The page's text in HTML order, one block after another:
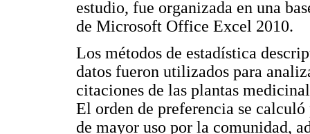
estudio, fue organizada en una
de Microsoft Office Excel 2010.
Los métodos de estadística
datos fueron utilizados para
citaciones de las plantas
El orden de preferencia se
de mayor uso por la comunidad,